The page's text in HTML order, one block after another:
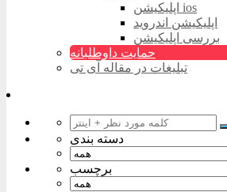
اپلیکیشن ios
اپلیکیشن اندروید
بررسی اپلیکیشن
حمایت داوطلبانه
تبلیغات در مقاله آی تی
دسته بندی
برچسب